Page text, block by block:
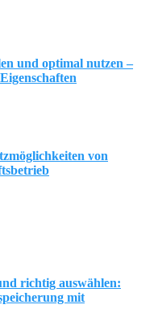
und optimal nutzen –
von
richtig auswählen:
mit